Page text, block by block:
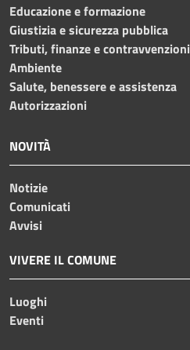
Educazione e formazione
Giustizia e sicurezza pubblica
Tributi, finanze e contravvenzioni
Ambiente
Salute, benessere e assistenza
Autorizzazioni
NOVITÀ
Notizie
Comunicati
Avvisi
VIVERE IL COMUNE
Luoghi
Eventi